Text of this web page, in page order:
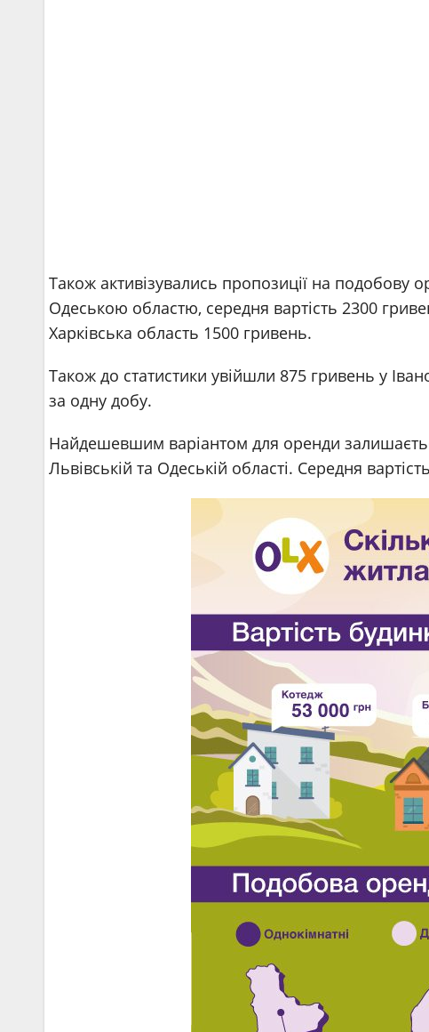
Також активізувались пропозиції на подобову
Одеською областю, середня вартість 2300
Харківська область 1500 гривень.
Також до статистики увійшли 875 гривень у
за одну добу.
Найдешевшим варіантом для оренди
Львівській та Одеській області. Середня